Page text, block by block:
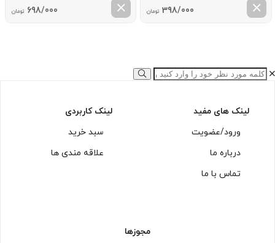
398/000 تومان 698/000 تومان
لینک های مفید
ورود/عضویت
درباره ما
تماس با ما
لینک کاربردی
سبد خرید
علاقه مندی ها
مجوزها